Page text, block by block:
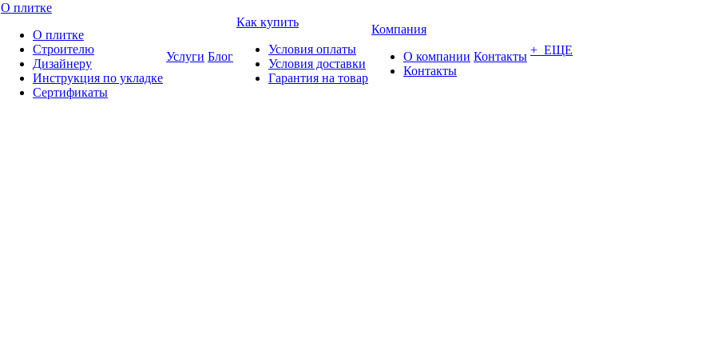
О плитке
О плитке
Строителю
Дизайнеру
Инструкция по укладке
Сертификаты
Услуги Блог
Как купить
Условия оплаты
Условия доставки
Гарантия на товар
Компания
О компании
Контакты
Контакты + ЕЩЕ